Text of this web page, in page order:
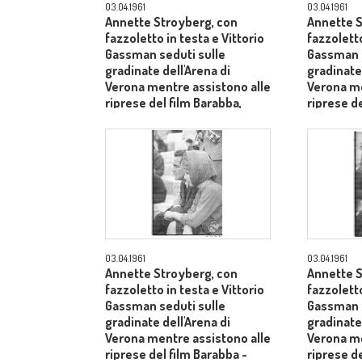
03.04.1961
Annette Stroyberg, con
fazzoletto in testa e Vittorio
Gassman seduti sulle
gradinate dell'Arena di
Verona mentre assistono alle
riprese del film Barabba,
Laurentiis - primo piano
03.04.1961
Annette
Verona
riprese
03.04.1961
Annette Stroyberg, con
fazzoletto in testa e Vittorio
Gassman seduti sulle
gradinate dell'Arena di
Verona mentre assistono alle
riprese del film Barabba -
03.04.1961
Annette
Verona
riprese